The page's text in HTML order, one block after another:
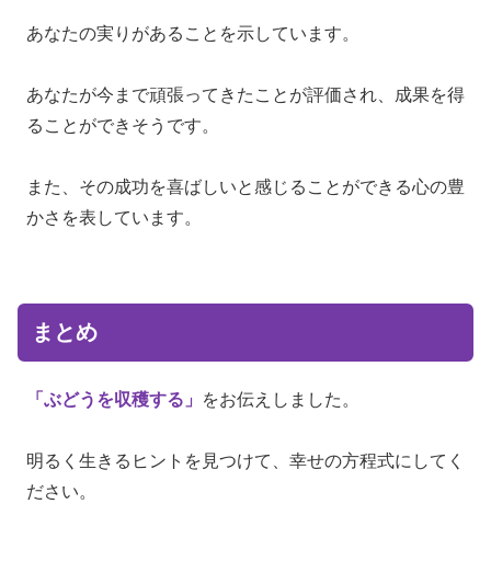
あなたの実りがあることを示しています。
あなたが今まで頑張ってきたことが評価され、成果を得
ることができそうです。
また、その成功を喜ばしいと感じることができる心の豊
かさを表しています。
まとめ
「ぶどうを収穫する」 をお伝えしました。
明るく生きるヒントを見つけて、幸せの方程式にしてく
ださい。